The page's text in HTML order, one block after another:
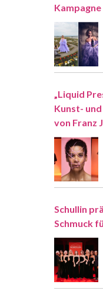
„Liquid
Kunst-
von Franz
Schullin
Schmuck